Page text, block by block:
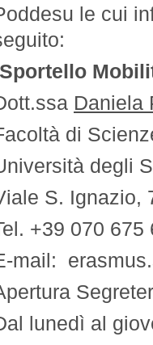
le cui
Sportello
Daniela
di
degli
S. Ignazio,
+39 070 675
mail:
lunedì al